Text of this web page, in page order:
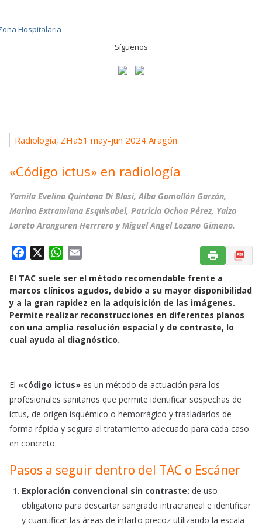
Síguenos
Radiología, ZHa51 may-jun 2024 Aragón
«Código ictus» en radiología
Yamila Evelina Quintana Di Blasi, Alba Gomollón Garzón,
Marina Extramiana Esquisabel, Patricia Ochoa Pérez, Yaiza
Loreto Aranguren Herrrero y Miguel Angel Lozano Gimeno.
c
e
b
o
o
W
a
t
s
A
p
a
i
l
El TAC suele ser el método recomendable frente a
marcos clínicos agudos, debido a su mayor disponibilidad
y a la gran rapidez en la adquisición de las imágenes.
Permite realizar reconstrucciones en diferentes planos
con una amplia resolución espacial y de contraste, lo
cual ayuda al diagnóstico.
El «código ictus» es un método de actuación para los
profesionales sanitarios que permite identificar sospechas de
ictus, de origen isquémico o hemorrágico y trasladarlos de
forma rápida y segura al tratamiento adecuado para cada caso
en concreto.
Pasos a seguir dentro del TAC o Escáner
Exploración convencional sin contraste: de uso
obligatorio para descartar sangrado intracraneal e identificar
y cuantificar las áreas de infarto precoz utilizando la escala